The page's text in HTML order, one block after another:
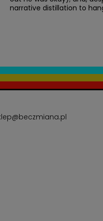
narrative distillation to